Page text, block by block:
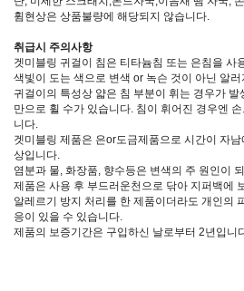
휨현상은 상품불량에 해당되지 않습니다.
취급시 주의사항
겟미블링 귀걸이 침은 티타늄침 또는 은침을 사
색빛이 도는 색으로 변색 or 녹슨 것이 아닌 알러
귀걸이의 특성상 얇은 침 부분이 휘는 경우가
만으로 휠 수가 있습니다. 침이 휘어진 경우엔
니다.
겟미블링 제품은 은or도금제품으로 시간이 자
상입니다.
염분과 물, 화장품, 향수등은 변색의 주 원인이
제품은 사용 후 부드러운천으로 닦아 지퍼백에
알레르기 방지 처리를 한 제품이더라도 개인의
응이 있을 수 있습니다.
제품의 보증기간은 구입하신 날로부터 2년입니